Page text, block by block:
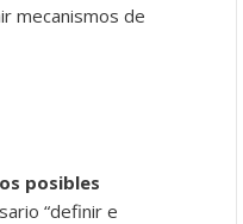
mecanismos de
posibles
“definir e